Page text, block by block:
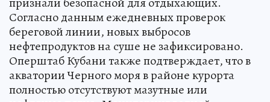
Согласно данным ежедневных проверок
береговой линии, новых выбросов
нефтепродуктов на суше не зафиксировано.
Оперштаб Кубани также подтверждает, что в
акватории Черного моря в районе курорта
полностью отсутствуют мазутные или